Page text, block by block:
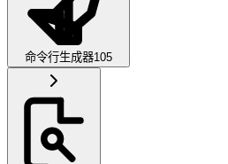
命令行生成器105